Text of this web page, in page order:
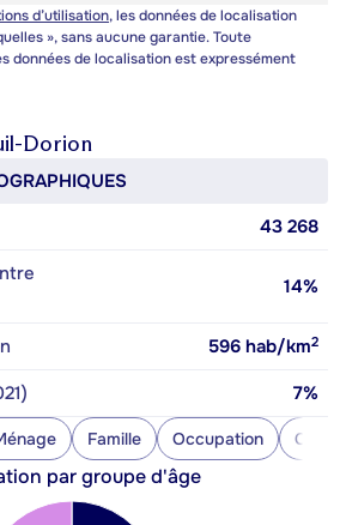
d’utilisation, les données de localisation
», sans aucune garantie. Toute
données de localisation est expressément
Dorion
43 268
14%
596 hab/km2
7%
Famille Occupation
par groupe d'âge